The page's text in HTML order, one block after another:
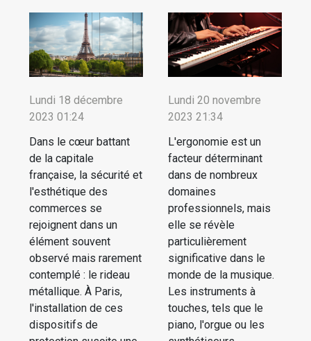
Lundi 18 décembre
2023 01:24
Dans le cœur battant
de la capitale
française, la sécurité et
l'esthétique des
commerces se
rejoignent dans un
élément souvent
observé mais rarement
contemplé : le rideau
métallique. À Paris,
l'installation de ces
dispositifs de
Lundi 20 novembre
2023 21:34
L'ergonomie est un
facteur déterminant
dans de nombreux
domaines
professionnels, mais
elle se révèle
particulièrement
significative dans le
monde de la musique.
Les instruments à
touches, tels que le
piano, l'orgue ou les